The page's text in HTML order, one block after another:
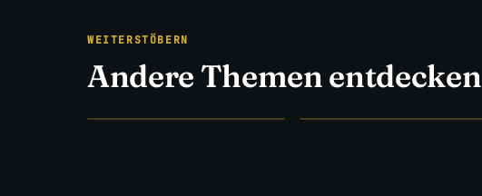
WEITERSTÖBERN
Andere Themen entdecken
EISEN & EVIDENZ STUDIEN STATT HYPE